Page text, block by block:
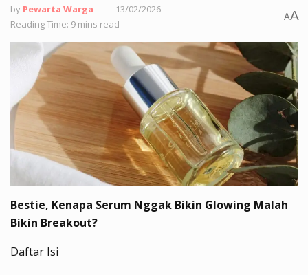
by Pewarta Warga
13/02/2026
Reading Time: 9 mins read
AA
Bestie, Kenapa Serum Nggak Bikin Glowing Malah
Bikin Breakout?
Daftar Isi